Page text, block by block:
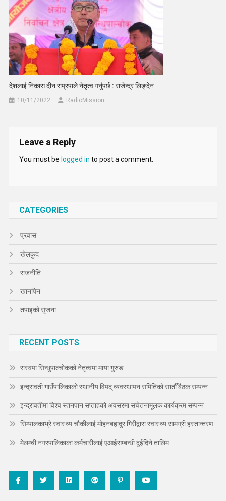
देशलाई निकास दीन राप्रपाले नेतृत्व गर्नुपर्छ : राजेन्द्र लिङ्देन
10/11/2022 RadioMission
Leave a Reply
You must be logged in to post a comment.
CATEGORIES
प्रवास
खेलकुद
राजनीति
खानपिन
तपाइको सृजना
RECENT POSTS
रास्वपा सिन्धुपाल्चोकको नेतृत्वमा माया गुरुङ
इन्द्रावती गाउँपालिकाको स्थानीय विपद् व्यवस्थापन समितिको सातौँ बैठक सम्पन्न
इन्द्रावतीमा विश्व स्तनपान सप्ताहको अवसरमा सचेतनामूलक कार्यक्रम सम्पन्न
सिम्पालकाभ्रे स्वास्थ्य चौकीलाई मोहनबहादुर गिरीद्वारा स्वास्थ्य सामग्री हस्तान्तरण
मेलम्ची नगरपालिकाका कर्मचारीलाई एआईसम्बन्धी दुईदिने तालिम